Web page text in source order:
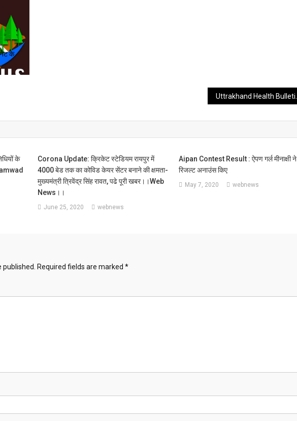
के
के
Corona Update: क्रिकेट स्टेडियम रायपुर में
4000 बेड तक का कोविड केयर सेंटर बनाने की क्षमता-
मुख्यमंत्री त्रिवेंद्र सिंह रावत, पढे पूरी खबर।।web
News।।
June 25, 2020 webnews
Aipan Contest Result : ऐपण गर्ल मीनाक्षी ने
रिजल्ट अनाउंस किए
May 7, 2020 webnews
Required fields are marked *